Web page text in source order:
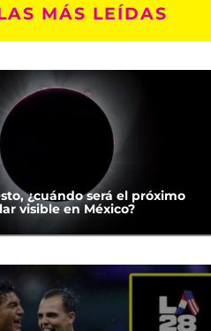
MÁS LEÍDAS
¿cuándo será el próximo
visible en México?